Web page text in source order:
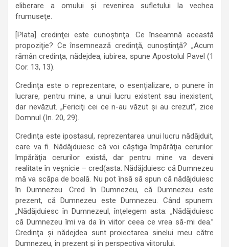
eliberare a omului şi revenirea sufletului la vechea
frumuseţe.
[Plata] credinţei este cunoştinţa. Ce înseamnă această
propoziţie? Ce însemnează credinţă, cunoştinţă? „Acum
rămân credinţa, nădejdea, iubirea, spune Apostolul Pavel (1
Cor. 13, 13).
Credinţa este o reprezentare, o esenţializare, o punere în
lucrare, pentru mine, a unui lucru existent sau inexistent,
dar nevăzut. „Fericiţi cei ce n-au văzut şi au crezut“, zice
Domnul (In. 20, 29).
Credinţa este ipostasul, reprezentarea unui lucru nădăjduit,
care va fi. Nădăjduiesc că voi câştiga împărăţia cerurilor.
împărăţia cerurilor există, dar pentru mine va deveni
realitate în veşnicie – cred(asta. Nădăjduiesc că Dumnezeu
mă va scăpa de boală. Nu pot însă să spun că nădăjduiesc
în Dumnezeu. Cred în Dumnezeu, că Dumnezeu este
prezent, că Dumnezeu este Dumnezeu. Când spunem:
„Nădăjduiesc în Dumnezeul, înţelegem asta: „Nădăjduiesc
că Dumnezeu îmi va da în viitor ceea ce vrea să-mi dea.”
Credinţa şi nădejdea sunt proiectarea sinelui meu către
Dumnezeu, în prezent şi în perspectiva viitorului.